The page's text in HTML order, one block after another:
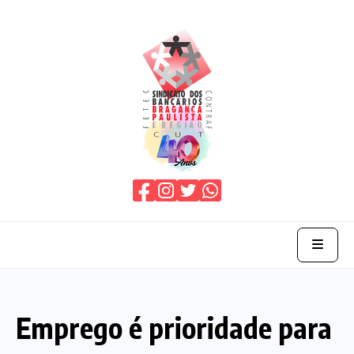
O Sindicato
Emprego é prioridade para